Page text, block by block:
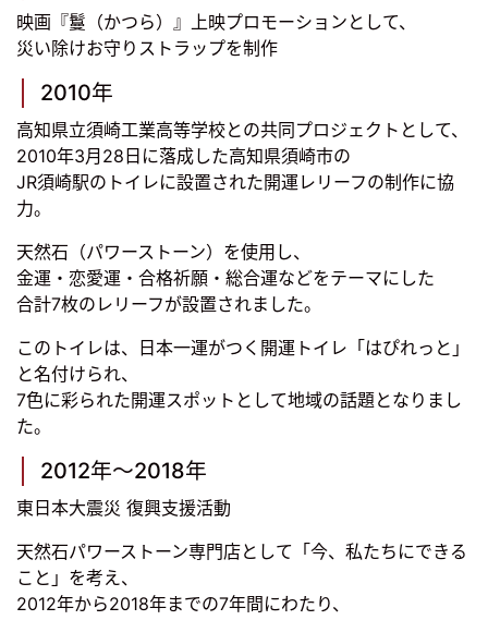
映画『鬘（かつら）』上映プロモーションとして、
災い除けお守りストラップを制作
2010年
高知県立須崎工業高等学校との共同プロジェクトとして、
2010年3月28日に落成した高知県須崎市の
JR須崎駅のトイレに設置された開運レリーフの制作に協
力。
天然石（パワーストーン）を使用し、
金運・恋愛運・合格祈願・総合運などをテーマにした
合計7枚のレリーフが設置されました。
このトイレは、日本一運がつく開運トイレ「はぴれっと」
と名付けられ、
7色に彩られた開運スポットとして地域の話題となりまし
た。
2012年～2018年
東日本大震災 復興支援活動
天然石パワーストーン専門店として「今、私たちにできる
こと」を考え、
2012年から2018年までの7年間にわたり、